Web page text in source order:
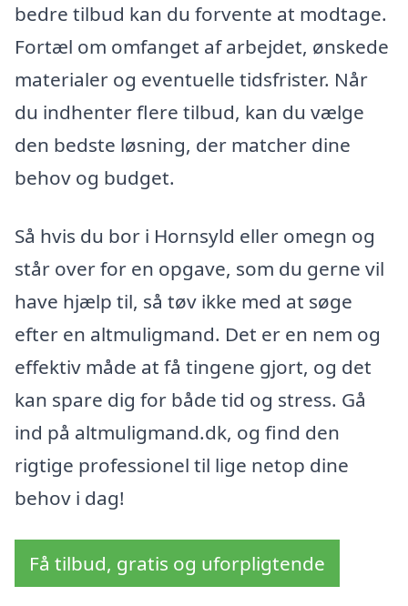
bedre tilbud kan du forvente at modtage.
Fortæl om omfanget af arbejdet, ønskede
materialer og eventuelle tidsfrister. Når
du indhenter flere tilbud, kan du vælge
den bedste løsning, der matcher dine
behov og budget.
Så hvis du bor i Hornsyld eller omegn og
står over for en opgave, som du gerne vil
have hjælp til, så tøv ikke med at søge
efter en altmuligmand. Det er en nem og
effektiv måde at få tingene gjort, og det
kan spare dig for både tid og stress. Gå
ind på altmuligmand.dk, og find den
rigtige professionel til lige netop dine
behov i dag!
Få tilbud, gratis og uforpligtende